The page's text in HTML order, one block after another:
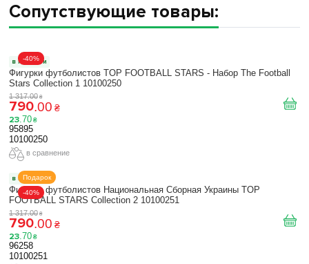
Сопутствующие товары:
-40%
в наличии
Фигурки футболистов TOP FOOTBALL STARS - Набор The Football
Stars Collection 1 10100250
1 317.00 ₴
790.00 ₴
23.70 ₴
95895
10100250
в сравнение
Подарок
-40%
в наличии
Фигурки футболистов Национальная Сборная Украины TOP
FOOTBALL STARS Collection 2 10100251
1 317.00 ₴
790.00 ₴
23.70 ₴
96258
10100251